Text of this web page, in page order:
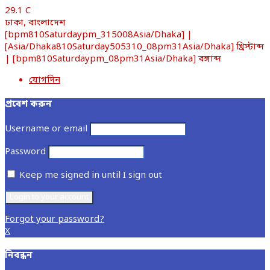
29.1 C
ঢাকা, বাংলাদেশ
[bpm810Saturdaypm_315008Asia/Dhaka] |
[Asia/Dhaka810Saturday505310_08pm31Asia/Dhaka] খ্রিস্টাব্দ
| [bpm810Saturdaypm_08pm31Asia/Dhaka] বঙ্গাব্দ
যোগদিন
প্রবেশ করুন
Username or email
Password
Keep me signed in until I sign out
Forgot your password?
X
নিবন্ধন